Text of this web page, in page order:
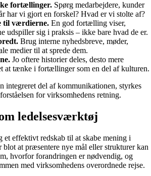
fortællinger. Spørg medarbejdere, kunder
har vi gjort en forskel? Hvad er vi stolte af?
til værdierne. En god fortælling viser,
udspiller sig i praksis – ikke bare hvad de er.
Brug interne nyhedsbreve, møder,
medier til at sprede dem.
Jo oftere historier deles, desto mere
at tænke i fortællinger som en del af kulturen.
integreret del af kommunikationen, styrkes
for virksomhedens retning.
ledelsesværktøj
et effektivt redskab til at skabe mening i
blot at præsentere nye mål eller strukturer kan
hvorfor forandringen er nødvendig, og
med virksomhedens overordnede rejse.